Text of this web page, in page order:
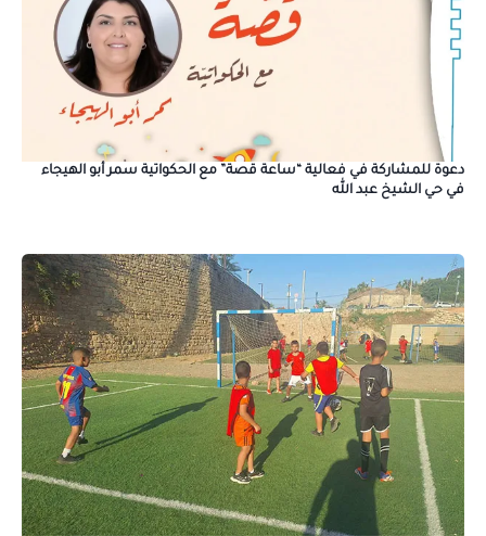
دعوة للمشاركة في فعالية “ساعة قصة” مع الحكواتية سمر أبو الهيجاء
في حي الشيخ عبد الله